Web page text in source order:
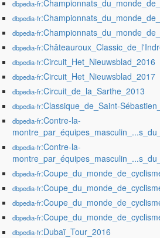
dbpedia-fr
dbpedia-fr
dbpedia-fr
dbpedia-fr
dbpedia-fr:Circuit_Het_Nieuwsblad_2016
dbpedia-fr:Circuit_Het_Nieuwsblad_2017
dbpedia-fr:Circuit_de_la_Sarthe_2013
dbpedia-fr:Classique_de_Saint-
dbpedia-fr:Contre-la-
dbpedia-fr:Contre-la-
dbpedia-fr
dbpedia-fr
dbpedia-fr
dbpedia-fr
dbpedia-fr:Dubaï_Tour_2016